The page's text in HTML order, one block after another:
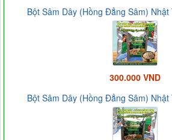
Bột Sâm Dây (Hồng Đẳng Sâm)
300.000 VND
Bột Sâm Dây (Hồng Đẳng Sâm)